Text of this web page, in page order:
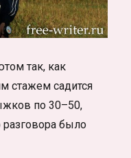
так, как
стажем садится
по 30–50,
было